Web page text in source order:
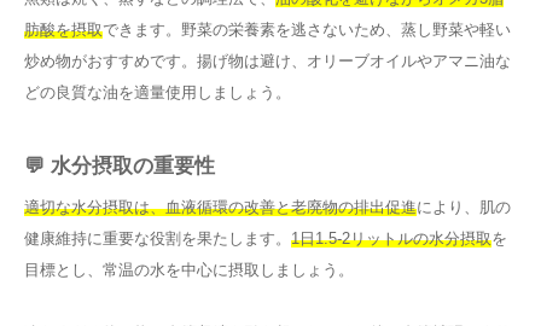
肪酸を摂取できます。野菜の栄養素を逃さないため、蒸し野菜や軽い
炒め物がおすすめです。揚げ物は避け、オリーブオイルやアマニ油な
どの良質な油を適量使用しましょう。
💬 水分摂取の重要性
適切な水分摂取は、血液循環の改善と老廃物の排出促進により、肌の
健康維持に重要な役割を果たします。 1日1.5-2リットルの水分摂取を
目標とし、常温の水を中心に摂取しましょう。